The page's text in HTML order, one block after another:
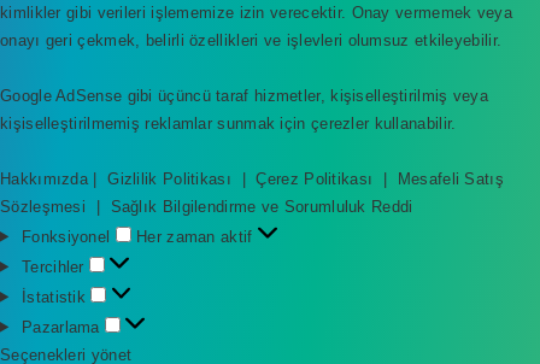
kimlikler gibi verileri işlememize izin verecektir. Onay vermemek veya
onayı geri çekmek, belirli özellikleri ve işlevleri olumsuz etkileyebilir.
Google AdSense gibi üçüncü taraf hizmetler, kişiselleştirilmiş veya
kişiselleştirilmemiş reklamlar sunmak için çerezler kullanabilir.
Hakkımızda |Gizlilik Politikası |Çerez Politikası | Mesafeli Satış
Sözleşmesi
| Sağlık Bilgilendirme ve Sorumluluk Reddi
Fonksiyonel
F
k
Her zaman aktif
Tercihler
T
e
r
İstatistik
İ
s
t
Pazarlama
P
a
Seçenekleri yönet